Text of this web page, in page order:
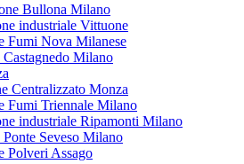
Bullona Milano
industriale Vittuone
Fumi Nova Milanese
Milano
Centralizzato Monza
Fumi Triennale Milano
industriale Ripamonti Milano
Seveso Milano
Polveri Assago